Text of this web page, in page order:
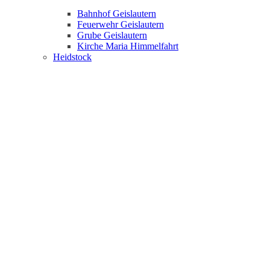
Bahnhof Geislautern
Feuerwehr Geislautern
Grube Geislautern
Kirche Maria Himmelfahrt
Heidstock